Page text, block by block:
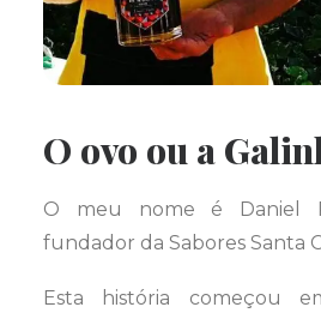
O ovo ou a
O meu nome é Daniel
fundador da Sabores Santa
Esta história começou